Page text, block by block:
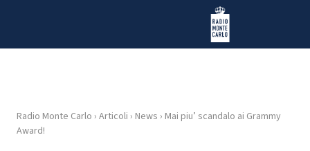
Radio Monte Carlo
HOME
Radio Monte Carlo › Articoli › News › Mai piu’ scandalo ai Grammy
Award!